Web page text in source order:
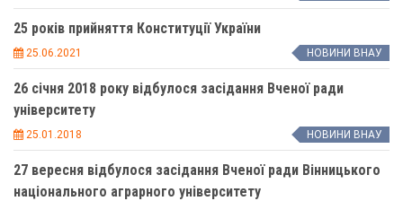
25 років прийняття Конституції України
25.06.2021 НОВИНИ ВНАУ
26 січня 2018 року відбулося засідання Вченої ради
університету
25.01.2018 НОВИНИ ВНАУ
27 вересня відбулося засідання Вченої ради Вінницького
національного аграрного університету